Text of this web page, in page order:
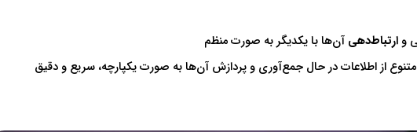
ارتباط‌دهی آن‌ها با یکدیگر به صورت منظم
متنوع از اطلاعات در حال جمع‌آوری و پردازش آن‌ها به صورت یکپارچه، سریع و دقیق